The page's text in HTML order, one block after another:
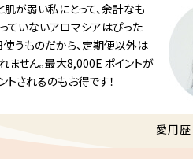
肌が弱い私にとって、余計なも
ていないアロマシアはぴった
使うものだから、定期便以外は
ません。最大8,000E ポイントが
トされるのもお得です！
愛用